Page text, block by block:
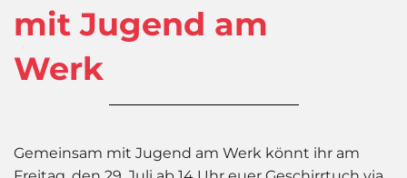
mit Jugend am
Werk
Gemeinsam mit Jugend am Werk könnt ihr am